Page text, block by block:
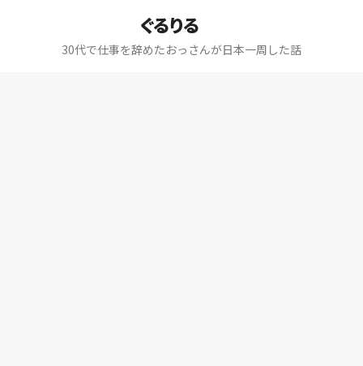
ぐるりる
30代で仕事を辞めたおっさんが日本一周した話